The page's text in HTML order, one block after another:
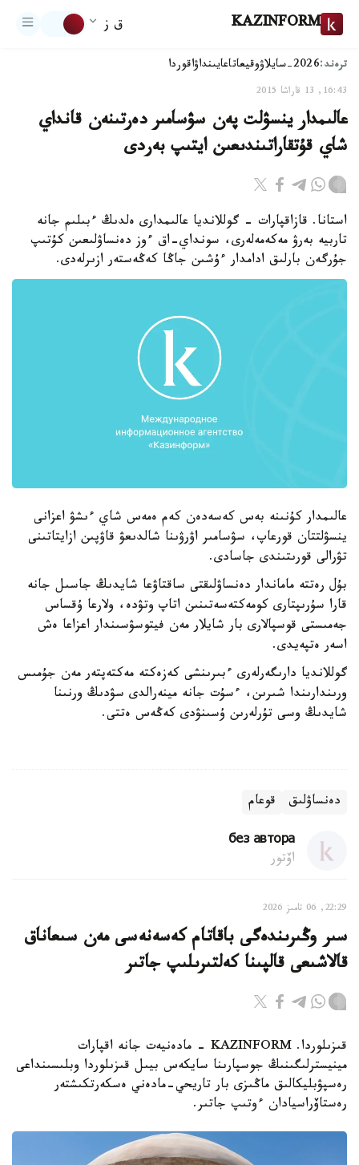
KAZINFORM ق ز
ترەند:2026-سايلاۋ وقيعاتاعايىنداۋاقوردا
16:43, 13 قاراشا 2015
عالىمدار ينسۋلت پەن سۋسامىر دەرتىنەن قانداي
شاي قۇتقاراتىندىعىن ايتىپ بەردى
استانا. قازاقپارات - گوللانديا عالىمدارى ەلدىڭ ءبىلىم جانە
تاربيە بەرۋ مەكەمەلەرى، سونداي-اق ءوز دەنساۋلىعىن كۇتىپ
جۇرگەن بارلىق ادامدار ءۇشىن جاڭا كەڭەستەر ازىرلەدى.
عالىمدار كۇنىنە بەس كەسەدەن كەم ەمەس شاي ءىشۋ اعزانى
ينسۋلتتان قورعاپ، سۋسامىر اۋرۋىنا شالدىعۋ قاۋپىن ازايتاتىنى
تۋرالى قورىتىندى جاسادى.
بۇل رەتتە ماماندار دەنساۋلىقتى ساقتاۋعا شايدىڭ جاسىل جانە
قارا سۇرىپتارى كومەكتەسەتىنىن اتاپ وتۋدە، ولارعا ۇقساس
جەمىستى قوسپالارى بار شايلار مەن فيتوسۋسىندار اعزاعا ەش
اسەر ەتپەيدى.
گوللانديا دارىگەرلەرى ءبىرىنشى كەزەكتە مەكتەپتەر مەن جۇمىس
ورىندارىندا شىرىن، ءسۇت جانە مينەرالدى سۋدىڭ ورنىنا
شايدىڭ وسى تۇرلەرىن ۇسىنۋدى كەڭەس ەتتى.
دەنساۋلىق قوعام
без автора
اۆتور
22:29, 06 تامىز 2026
سىر وڭىرىندەگى باقاتام كەسەنەسى مەن سىعاناق
قالاشىعى قالپىنا كەلتىرىلىپ جاتىر
قىزىلوردا. KAZINFORM - مادەنيەت جانە اقپارات
مينيسترلىگىنىڭ جوسپارىنا سايكەس بيىل قىزىلوردا وبلىسىنداعى
رەسپۋبليكالىق ماڭىزى بار تاريحي-مادەني ەسكەرتكىشتەر
رەستاۆراسيادان ءوتىپ جاتىر.